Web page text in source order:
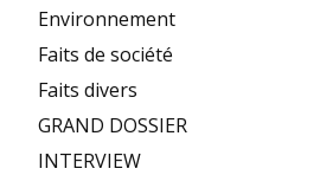
Environnement
Faits de société
Faits divers
GRAND DOSSIER
INTERVIEW